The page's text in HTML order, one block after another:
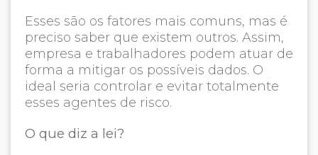
Esses são os fatores mais comuns, mas é
preciso saber que existem outros. Assim,
empresa e trabalhadores podem atuar de
forma a mitigar os possíveis dados. O
ideal seria controlar e evitar totalmente
esses agentes de risco.
O que diz a lei?